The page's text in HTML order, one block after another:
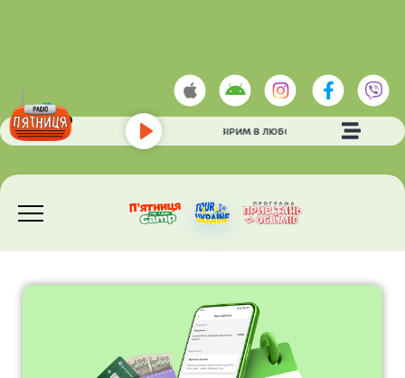
Play
TARABAROVA - МИ ВІРИМ В ЛЮБОВ